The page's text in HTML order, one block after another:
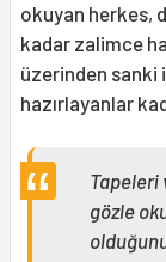
okuyan herkes,
kadar zalimce
üzerinden sanki
hazırlayanlar
Tapeleri
gözle